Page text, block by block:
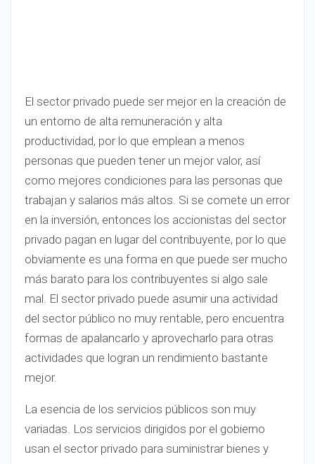
El sector privado puede ser mejor en la creación de
un entorno de alta remuneración y alta
productividad, por lo que emplean a menos
personas que pueden tener un mejor valor, así
como mejores condiciones para las personas que
trabajan y salarios más altos. Si se comete un error
en la inversión, entonces los accionistas del sector
privado pagan en lugar del contribuyente, por lo que
obviamente es una forma en que puede ser mucho
más barato para los contribuyentes si algo sale
mal. El sector privado puede asumir una actividad
del sector público no muy rentable, pero encuentra
formas de apalancarlo y aprovecharlo para otras
actividades que logran un rendimiento bastante
mejor.
La esencia de los servicios públicos son muy
variadas. Los servicios dirigidos por el gobierno
usan el sector privado para suministrar bienes y